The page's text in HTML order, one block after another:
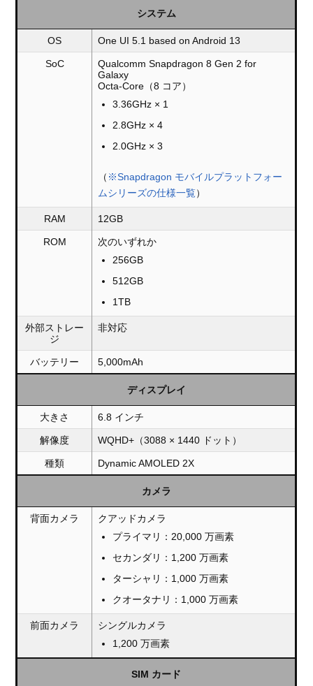
システム
OS One UI 5.1 based on Android 13
SoC
Qualcomm Snapdragon 8 Gen 2 for
Galaxy
Octa-Core（8 コア）
3.36GHz × 1
2.8GHz × 4
2.0GHz × 3
（ ※Snapdragon モバイルプラットフォー
ムシリーズの仕様一覧）
RAM 12GB
ROM
次のいずれか
256GB
512GB
1TB
外部ストレー
ジ
非対応
バッテリー 5,000mAh
ディスプレイ
大きさ 6.8 インチ
解像度 WQHD+（3088 × 1440 ドット）
種類 Dynamic AMOLED 2X
カメラ
背面カメラ
クアッドカメラ
プライマリ：20,000 万画素
セカンダリ：1,200 万画素
ターシャリ：1,000 万画素
クオータナリ：1,000 万画素
前面カメラ
シングルカメラ
1,200 万画素
SIM カード